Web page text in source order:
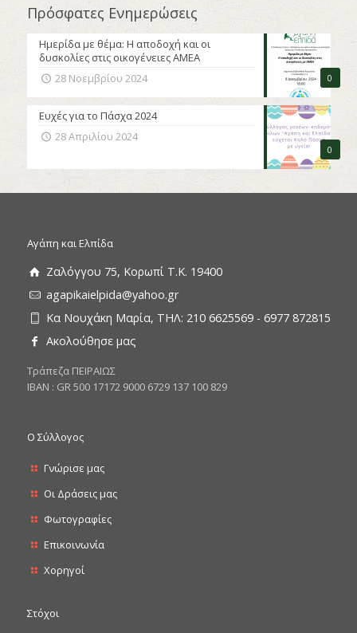
Πρόσφατες Ενημερώσεις
0
Ημερίδα με θέμα: Η αποδοχή και οι
δυσκολίες στις οικογένειες ΑΜΕΑ
28 Νοεμβρίου 2024
0
Ευχές για το Πάσχα 2024
28 Απριλίου 2024
Αγάπη και Ελπίδα
Ζαλόγγου 75, Κορωπί Τ.Κ. 19400
agapikaielpida@yahoo.gr
Κα Νουχάκη Μαρία, ΤΗΛ: 210 6625569 - 6977 872815
Ακολούθησε μας
Tράπεζα ΠΕΙΡΑΙΩΣ
ΙΒΑΝ : GR 500 17172 9000 6729 137 100 829
Ο Σύλλογος
Γνώρισε μας
Οι Δράσεις μας
Φωτογραφίες
Επικοινωνία
Χορηγοί
Στόχοι